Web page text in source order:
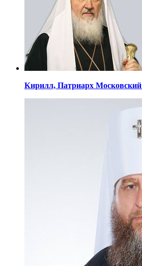
Кирилл, Патриарх Московский